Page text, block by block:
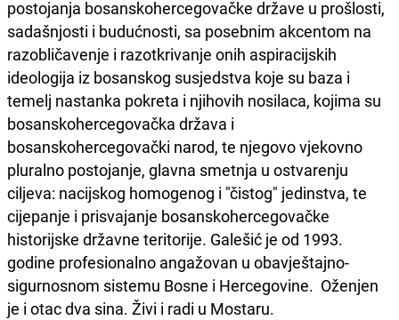
postojanja bosanskohercegovačke države u prošlosti,
sadašnjosti i budućnosti, sa posebnim akcentom na
razobličavenje i razotkrivanje onih aspiracijskih
ideologija iz bosanskog susjedstva koje su baza i
temelj nastanka pokreta i njihovih nosilaca, kojima su
bosanskohercegovačka država i
bosanskohercegovački narod, te njegovo vjekovno
pluralno postojanje, glavna smetnja u ostvarenju
ciljeva: nacijskog homogenog i "čistog" jedinstva, te
cijepanje i prisvajanje bosanskohercegovačke
historijske državne teritorije. Galešić je od 1993.
godine profesionalno angažovan u obavještajno-
sigurnosnom sistemu Bosne i Hercegovine. Oženjen
je i otac dva sina. Živi i radi u Mostaru.